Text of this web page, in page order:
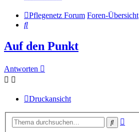
Pflegenetz Forum Foren-Übersicht
Suche
Auf den Punkt
Antworten
Druckansicht
Suche